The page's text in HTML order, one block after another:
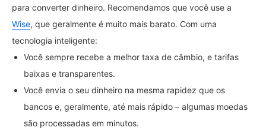
para converter dinheiro. Recomendamos que você use a
Wise, que geralmente é muito mais barato. Com uma
tecnologia inteligente:
Você sempre recebe a melhor taxa de câmbio, e tarifas
baixas e transparentes.
Você envia o seu dinheiro na mesma rapidez que os
bancos e, geralmente, até mais rápido – algumas moedas
são processadas em minutos.